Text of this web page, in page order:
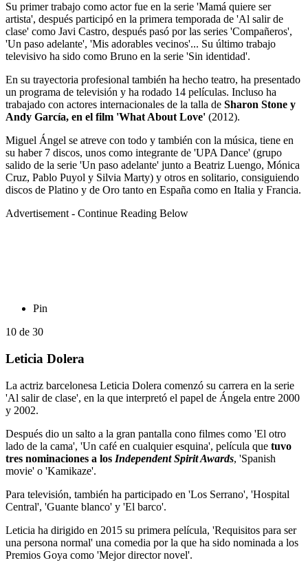
Su primer trabajo como actor fue en la serie 'Mamá quiere ser
artista', después participó en la primera temporada de 'Al salir de
clase' como Javi Castro, después pasó por las series 'Compañeros',
'Un paso adelante', 'Mis adorables vecinos'... Su último trabajo
televisivo ha sido como Bruno en la serie 'Sin identidad'.
En su trayectoria profesional también ha hecho teatro, ha presentado
un programa de televisión y ha rodado 14 películas. Incluso ha
trabajado con actores internacionales de la talla de Sharon Stone y
Andy García, en el film 'What About Love' (2012).
Miguel Ángel se atreve con todo y también con la música, tiene en
su haber 7 discos, unos como integrante de 'UPA Dance' (grupo
salido de la serie 'Un paso adelante' junto a Beatriz Luengo, Mónica
Cruz, Pablo Puyol y Silvia Marty) y otros en solitario, consiguiendo
discos de Platino y de Oro tanto en España como en Italia y Francia.
Advertisement - Continue Reading Below
Pin
10 de 30
Leticia Dolera
La actriz barcelonesa Leticia Dolera comenzó su carrera en la serie
'Al salir de clase', en la que interpretó el papel de Ángela entre 2000
y 2002.
Después dio un salto a la gran pantalla cono filmes como 'El otro
lado de la cama', 'Un café en cualquier esquina', película que tuvo
tres nominaciones a los Independent Spirit Awards, 'Spanish
movie' o 'Kamikaze'.
Para televisión, también ha participado en 'Los Serrano', 'Hospital
Central', 'Guante blanco' y 'El barco'.
Leticia ha dirigido en 2015 su primera película, 'Requisitos para ser
una persona normal' una comedia por la que ha sido nominada a los
Premios Goya como 'Mejor director novel'.